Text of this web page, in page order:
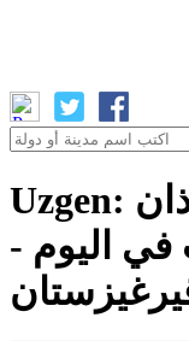
Uzgen: مواقيت الصلاة اذان
في اليوم -